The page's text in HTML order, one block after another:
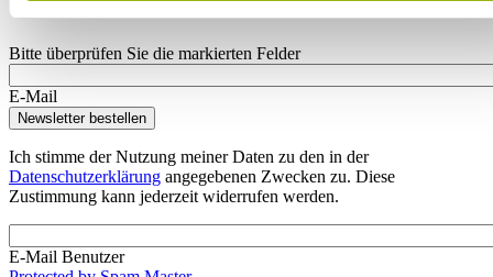
Bitte überprüfen Sie die markierten Felder
E-Mail
Ich stimme der Nutzung meiner Daten zu den in der
Datenschutzerklärung angegebenen Zwecken zu. Diese
Zustimmung kann jederzeit widerrufen werden.
E-Mail Benutzer